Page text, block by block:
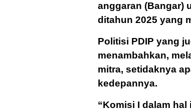
anggaran (Bangar)
ditahun 2025 yang
Politisi PDIP yang
menambahkan,
mitra, setidaknya
kedepannya.
“Komisi I dalam